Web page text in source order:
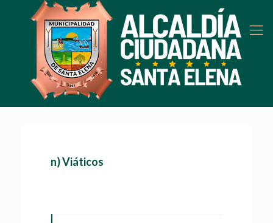
n) Viáticos